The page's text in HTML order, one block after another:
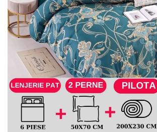
Lenjerii Creponate
Lenjerii de finet Iprimate Digital
Lenjerii de pat Bumbac 100%
Lenjerii de pat Finet + 2 Draperii
Lenjerii de pat Saten 4 piese cu
elastic